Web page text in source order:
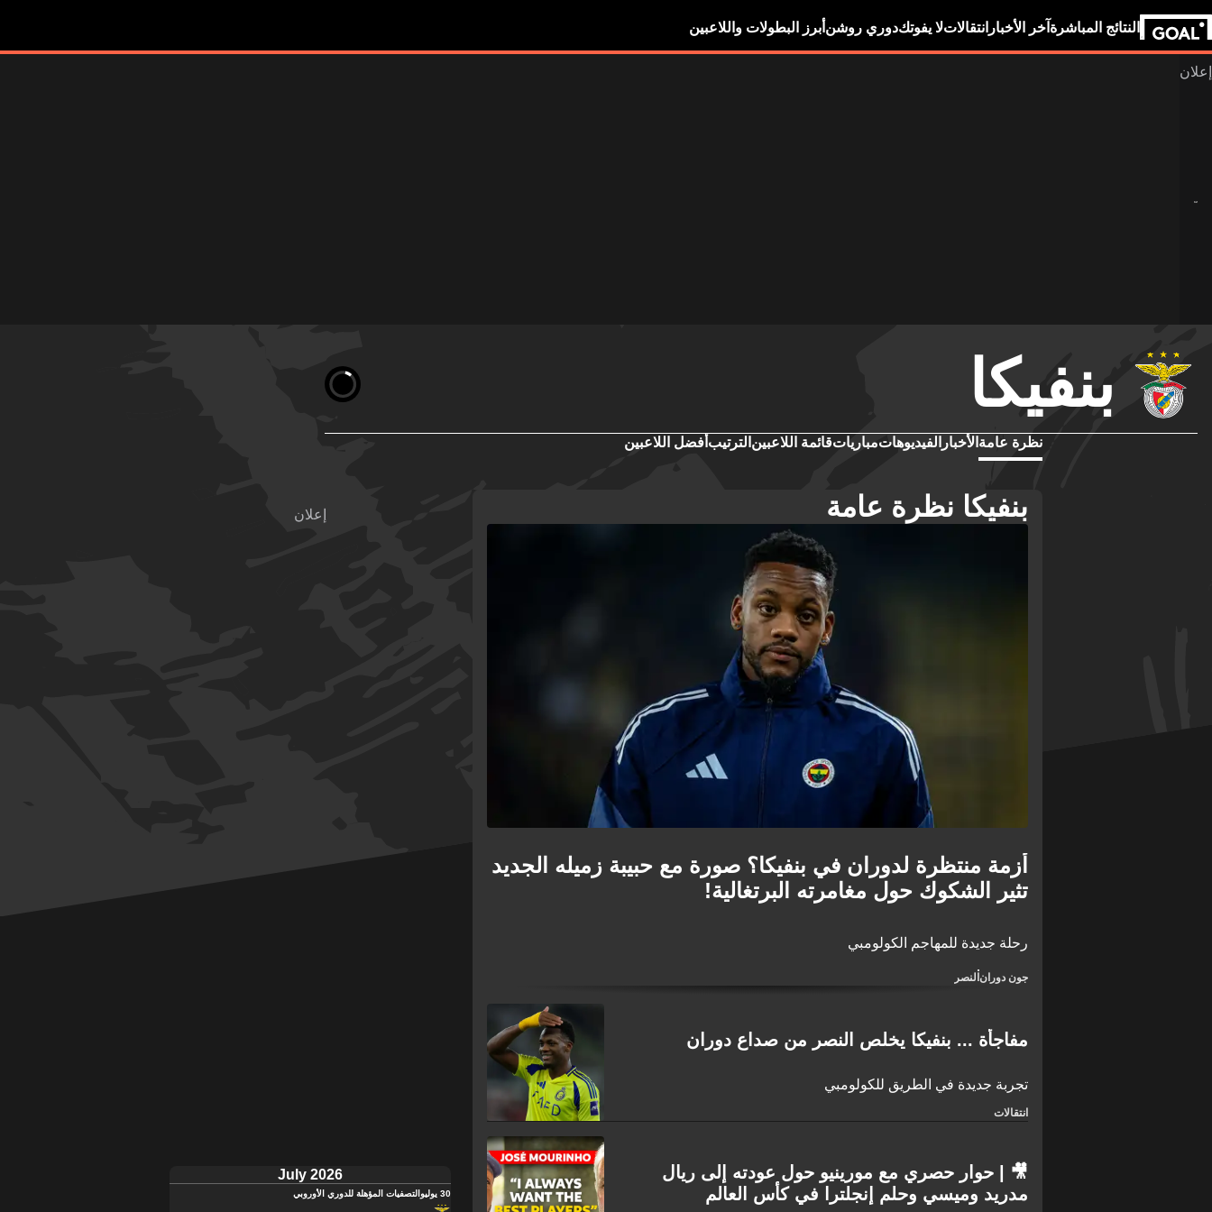
النتائج المباشرة آخر الأخبار انتقالاتلا يفوتكدوري روشن أبرز البطولات واللاعبين
بنفيكا
نظرة عامة الأخبار الفيديوهاتمبارياتقائمة اللاعبين الترتيب أفضل اللاعبين
بنفيكا نظرة عامة
أزمة منتظرة لدوران في بنفيكا؟ صورة مع حبيبة زميله الجديد
تثير الشكوك حول مغامرته البرتغالية!
رحلة جديدة للمهاجم الكولومبي
جون دوران النصر
مفاجأة ... بنفيكا يخلص النصر من صداع دوران
تجربة جديدة في الطريق للكولومبي
انتقالات
🎥 | حوار حصري مع مورينيو حول عودته إلى ريال
مدريد وميسي وحلم إنجلترا في كأس العالم
July 2026
30 يوليو التصفيات المؤهلة للدوري الأوروبي